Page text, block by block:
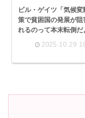
ビル・ゲイツ「気候変
策で貧困国の発展が阻
れるのって本末転倒だ
2025.10.29